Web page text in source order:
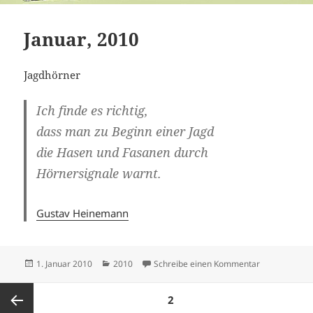
Januar, 2010
Jagdhörner
Ich finde es richtig,
dass man zu Beginn einer Jagd
die Hasen und Fasanen durch
Hörnersignale warnt.
Gustav Heinemann
Veröffentlicht
1. Januar 2010 Kategorien
2010 Schreibe einen Kommentarzu Januar,
der
SEITE2